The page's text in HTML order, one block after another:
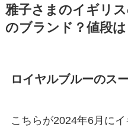
雅子さまのイギリ
のブランド？値段は
ロイヤルブルーのス
こちらが2024年6月に